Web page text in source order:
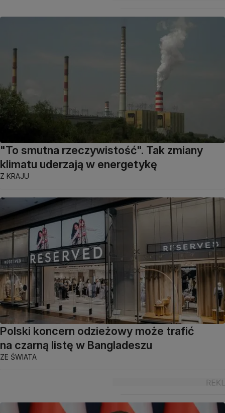
"To smutna rzeczywistość". Tak zmiany
klimatu uderzają w energetykę
Z KRAJU
Polski koncern odzieżowy może trafić
na czarną listę w Bangladeszu
ZE ŚWIATA